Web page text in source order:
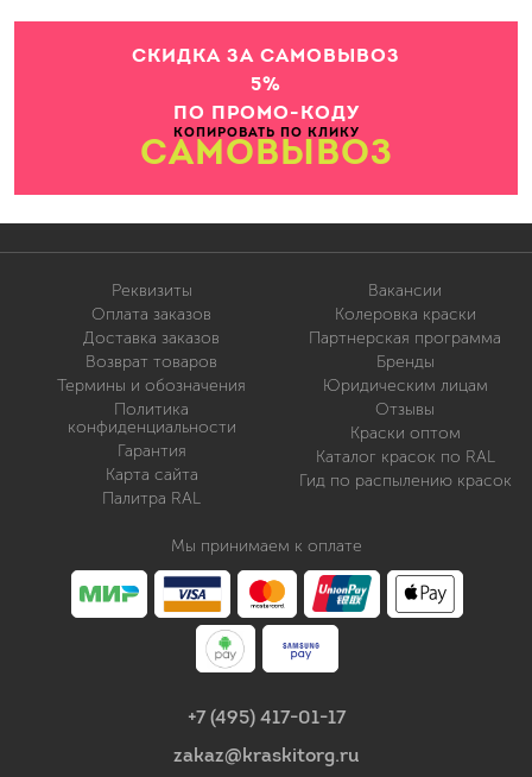
СКИДКА ЗА САМОВЫВОЗ
5%
ПО ПРОМО-КОДУ
КОПИРОВАТЬ ПО КЛИКУ
САМОВЫВОЗ
Реквизиты
Оплата заказов
Доставка заказов
Возврат товаров
Термины и обозначения
Политика
конфиденциальности
Гарантия
Карта сайта
Палитра RAL
Вакансии
Колеровка краски
Партнерская программа
Бренды
Юридическим лицам
Отзывы
Краски оптом
Каталог красок по RAL
Гид по распылению красок
Мы принимаем к оплате
+7 (495) 417-01-17
zakaz@kraskitorg.ru